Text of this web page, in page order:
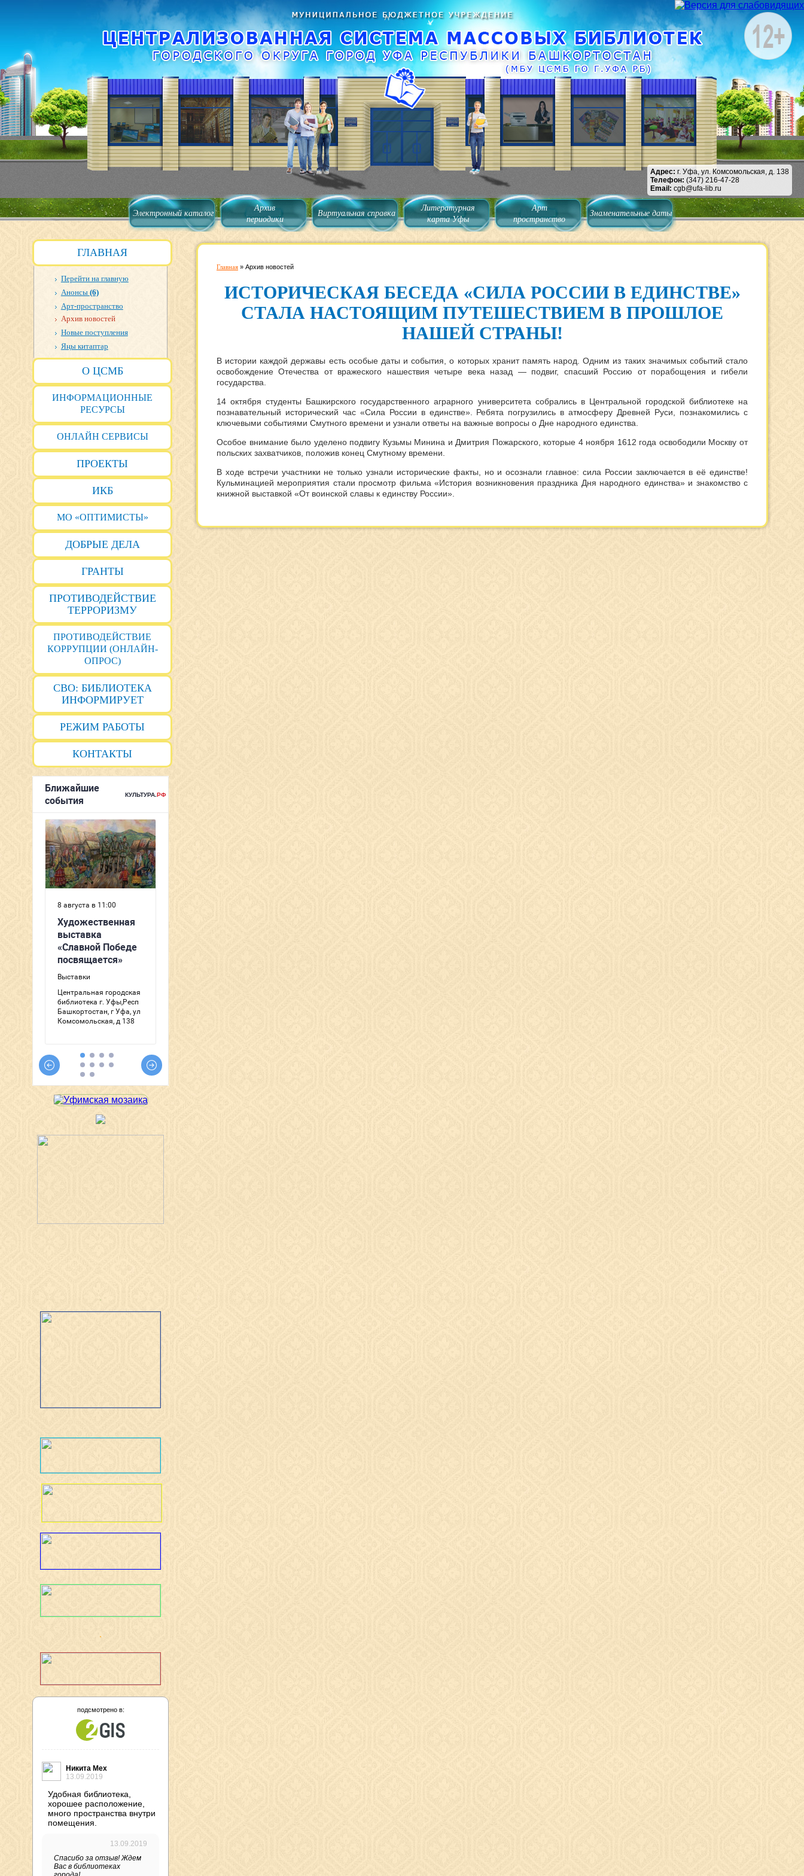
Электронный каталог
Архив
периодики
Виртуальная справка
Литературная
карта Уфы
Арт
пространство
Знаменательные даты
ГЛАВНАЯ
Перейти на главную
Анонсы (6)
Арт-пространство
Архив новостей
Новые поступления
Яңы китаптар
О ЦСМБ
ИНФОРМАЦИОННЫЕ
РЕСУРСЫ
ОНЛАЙН СЕРВИСЫ
ПРОЕКТЫ
ИКБ
МО «ОПТИМИСТЫ»
ДОБРЫЕ ДЕЛА
ГРАНТЫ
ПРОТИВОДЕЙСТВИЕ
ТЕРРОРИЗМУ
ПРОТИВОДЕЙСТВИЕ
КОРРУПЦИИ (ОНЛАЙН-
ОПРОС)
СВО: БИБЛИОТЕКА
ИНФОРМИРУЕТ
РЕЖИМ РАБОТЫ
КОНТАКТЫ
подсмотрено в:
Никита Мех
13.09.2019
Удобная библиотека,
хорошее расположение,
много пространства внутри
помещения.
13.09.2019
Спасибо за отзыв! Ждем
Вас в библиотеках
Главная » Архив новостей
ИСТОРИЧЕСКАЯ БЕСЕДА «СИЛА РОССИИ В ЕДИНСТВЕ»
СТАЛА НАСТОЯЩИМ ПУТЕШЕСТВИЕМ В ПРОШЛОЕ
НАШЕЙ СТРАНЫ!
В истории каждой державы есть особые даты и события, о которых хранит память народ. Одним из таких значимых событий стало
освобождение Отечества от вражеского нашествия четыре века назад — подвиг, спасший Россию от порабощения и гибели
государства.
14 октября студенты Башкирского государственного аграрного университета собрались в Центральной городской библиотеке на
познавательный исторический час «Сила России в единстве». Ребята погрузились в атмосферу Древней Руси, познакомились с
ключевыми событиями Смутного времени и узнали ответы на важные вопросы о Дне народного единства.
Особое внимание было уделено подвигу Кузьмы Минина и Дмитрия Пожарского, которые 4 ноября 1612 года освободили Москву от
польских захватчиков, положив конец Смутному времени.
В ходе встречи участники не только узнали исторические факты, но и осознали главное: сила России заключается в её единстве!
Кульминацией мероприятия стали просмотр фильма «История возникновения праздника Дня народного единства» и знакомство с
книжной выставкой «От воинской славы к единству России».
Адрес: г. Уфа, ул. Комсомольская, д. 138
Телефон: (347) 216-47-28
Email: cgb@ufa-lib.ru